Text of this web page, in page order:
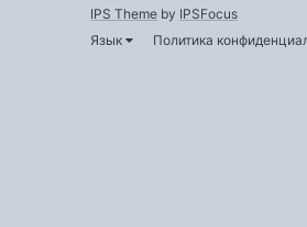
IPS Theme by IPSFocus
Язык
Политика